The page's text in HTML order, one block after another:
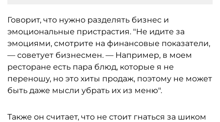
Говорит, что нужно разделять бизнес и
эмоциональные пристрастия. "Не идите за
эмоциями, смотрите на финансовые показатели,
— советует бизнесмен. — Например, в моем
ресторане есть пара блюд, которые я не
переношу, но это хиты продаж, поэтому не может
быть даже мысли убрать их из меню".
Также он считает, что не стоит гнаться за шиком